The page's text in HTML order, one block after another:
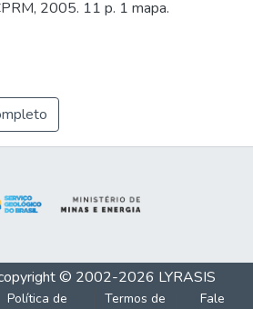
2005. 11 p. 1 mapa.
© 2002-2026 LYRASIS
Política de Termos de Fale